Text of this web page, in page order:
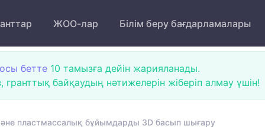
ЖОО-лар Білім беру бағдарламалары
осы бетте 10 тамызға дейін жарияланады.
байқаудың нәтижелерін жіберіп алмау үшін!
пластмассалық бұйымдарды 3D басып шығару